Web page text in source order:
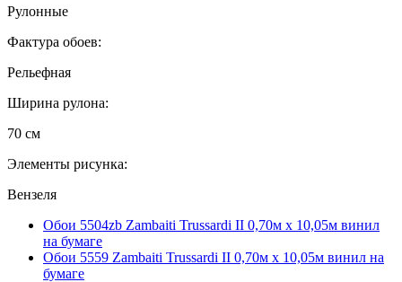
Рулонные
Фактура обоев:
Рельефная
Ширина рулона:
70 см
Элементы рисунка:
Вензеля
Обои 5504zb Zambaiti Trussardi II 0,70м x 10,05м винил
на бумаге
Обои 5559 Zambaiti Trussardi II 0,70м x 10,05м винил на
бумаге